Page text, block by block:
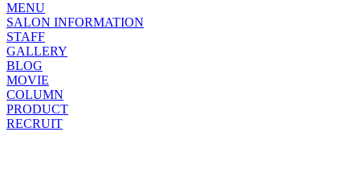
MENU
SALON INFORMATION
STAFF
GALLERY
BLOG
MOVIE
COLUMN
PRODUCT
RECRUIT